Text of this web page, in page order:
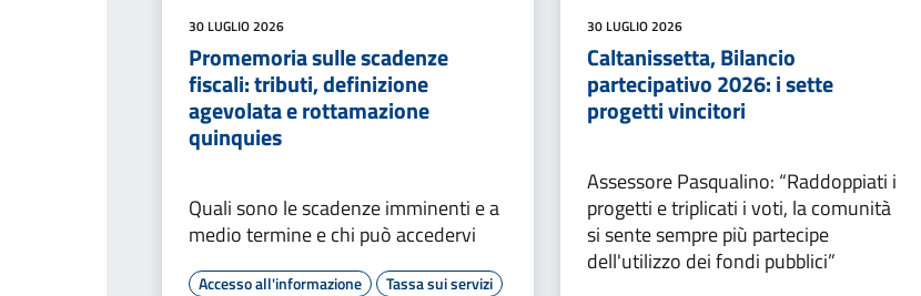
30 LUGLIO 2026
Promemoria sulle scadenze
fiscali: tributi, definizione
agevolata e rottamazione
quinquies
Quali sono le scadenze imminenti e a
medio termine e chi può accedervi
Accesso all'informazione Tassa sui servizi
30 LUGLIO 2026
Caltanissetta, Bilancio
partecipativo 2026: i sette
progetti vincitori
Assessore Pasqualino: “Raddoppiati i
progetti e triplicati i voti, la comunità
si sente sempre più partecipe
dell'utilizzo dei fondi pubblici”